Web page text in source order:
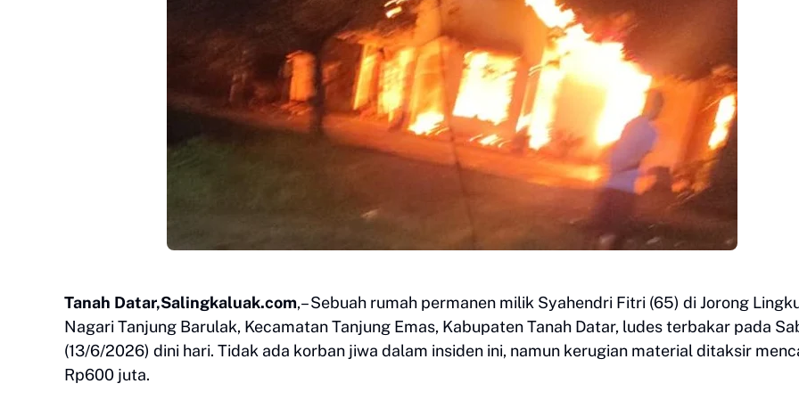
Tanah Datar,Salingkaluak.com,– Sebuah rumah permanen milik Syahendri Fitri (65) di Jorong
Nagari Tanjung Barulak, Kecamatan Tanjung Emas, Kabupaten Tanah Datar, ludes terbakar pada
(13/6/2026) dini hari. Tidak ada korban jiwa dalam insiden ini, namun kerugian material ditaksir
Rp600 juta.